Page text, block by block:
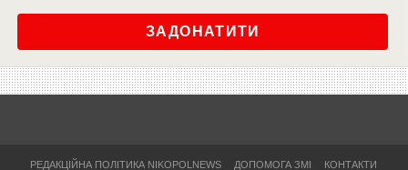
ЗАДОНАТИТИ
РЕДАКЦІЙНА ПОЛІТИКА NIKOPOLNEWS ДОПОМОГА ЗМІ КОНТАКТИ